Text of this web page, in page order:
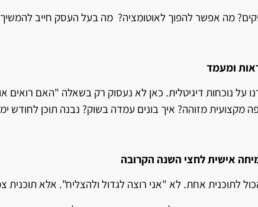
מה אפשר להפוך לאוטומציה? מה בעל העסק חייב
על נוכחות דיגיטלית. כאן לא נעסוק רק בשאלה "האם
מקצועית מזוהה? איך בונים עמדה בשוק? נבנה תוכן לחודש
לתוכנית אחת. לא "אני רוצה לגדול ולהצליח". אלא